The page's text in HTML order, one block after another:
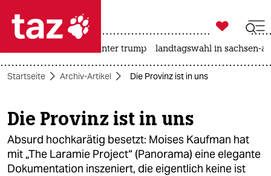
 taz zahl ich
taz zahl ich
themen
politik
öko

taz zahl ich
usa unter trump landtagswahl in sachsen-
Startseite Archiv-Artikel Die Provinz ist in uns
Die Provinz ist in uns
Absurd hochkarätig besetzt: Moises Kaufman hat
mit „The Laramie Project“ (Panorama) eine elegante
Dokumentation inszeniert, die eigentlich keine ist